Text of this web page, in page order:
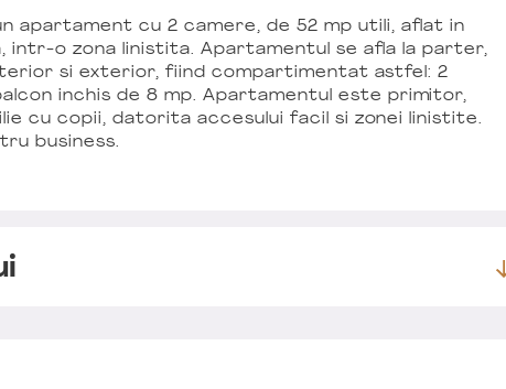
apartament cu 2 camere, de 52 mp utili, aflat in
intr-o zona linistita. Apartamentul se afla la parter,
si exterior, fiind compartimentat astfel: 2
inchis de 8 mp. Apartamentul este primitor,
cu copii, datorita accesului facil si zonei linistite.
business.